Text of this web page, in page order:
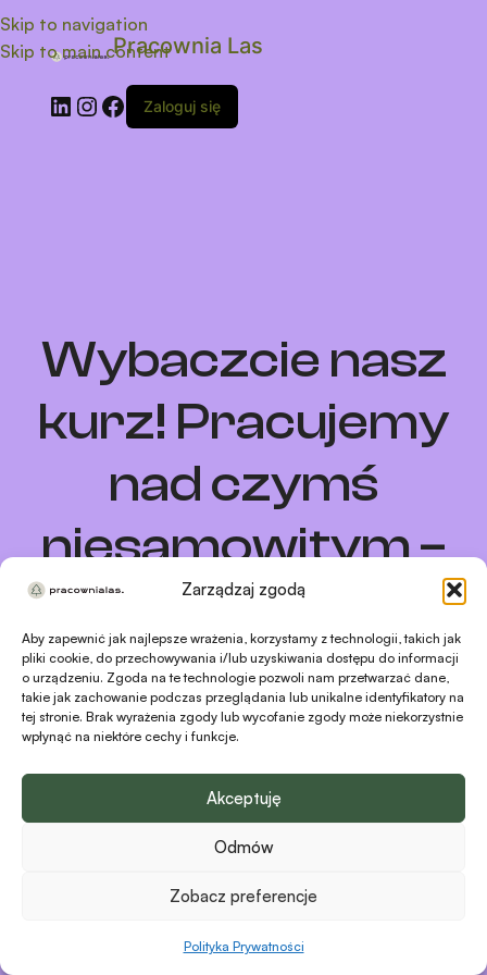
Zarządzaj zgodą
Aby zapewnić jak najlepsze wrażenia, korzystamy z technologii, takich jak
pliki cookie, do przechowywania i/lub uzyskiwania dostępu do informacji
o urządzeniu. Zgoda na te technologie pozwoli nam przetwarzać dane,
takie jak zachowanie podczas przeglądania lub unikalne identyfikatory na
tej stronie. Brak wyrażenia zgody lub wycofanie zgody może niekorzystnie
wpłynąć na niektóre cechy i funkcje.
Akceptuję
Odmów
Zobacz preferencje
Polityka Prywatności
Skip to navigation
Skip to main contentPracownia Las
Zaloguj się
Wybaczcie nasz
kurz! Pracujemy
nad czymś
niesamowitym –
sprawdź
wkrótce!